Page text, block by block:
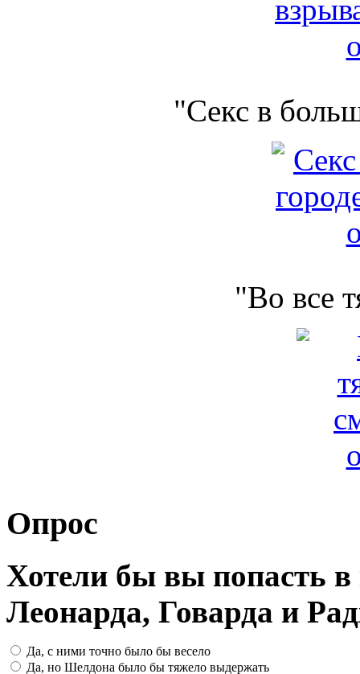
"Секс в
"Во все
Опрос
Хотели бы вы попасть
Леонарда, Говарда и
Да, с ними точно было бы весело
Да, но Шелдона было бы тяжело выдержать